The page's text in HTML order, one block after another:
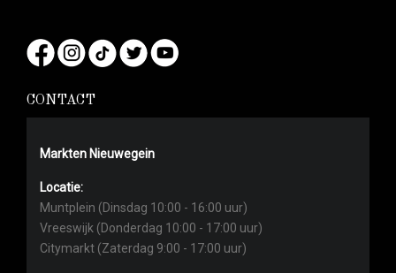
CONTACT
Markten Nieuwegein
Locatie:
Muntplein (Dinsdag 10:00 - 16:00 uur)
Vreeswijk (Donderdag 10:00 - 17:00 uur)
Citymarkt (Zaterdag 9:00 - 17:00 uur)